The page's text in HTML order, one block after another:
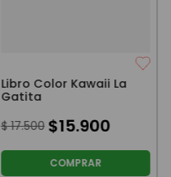
Libro Color Kawaii La
Gatita
$ 17.500 $15.900
COMPRAR